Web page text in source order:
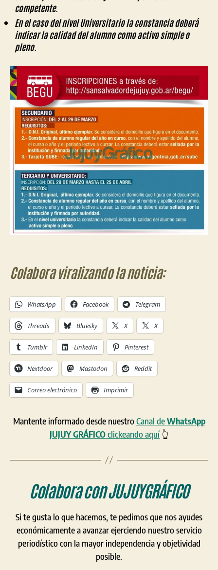
competente.
En el caso del nivel Universitario la constancia deberá
indicar la calidad del alumno como activo simple o
pleno.
Colabora viralizando la noticia:
WhatsApp Facebook Telegram
Threads Bluesky X X
Tumblr LinkedIn Pinterest
Nextdoor Mastodon Reddit
Correo electrónico Imprimir
Mantente informado desde nuestroCanal deWhatsApp
JUJUY GRÁFICOclickeando aquí👆
Colabora conJUJUYGRÁFICO
Si te gusta lo que hacemos, te pedimos que nos ayudes
económicamente a avanzar ejerciendo nuestro servicio
periodístico con la mayor independencia y objetividad
posible.